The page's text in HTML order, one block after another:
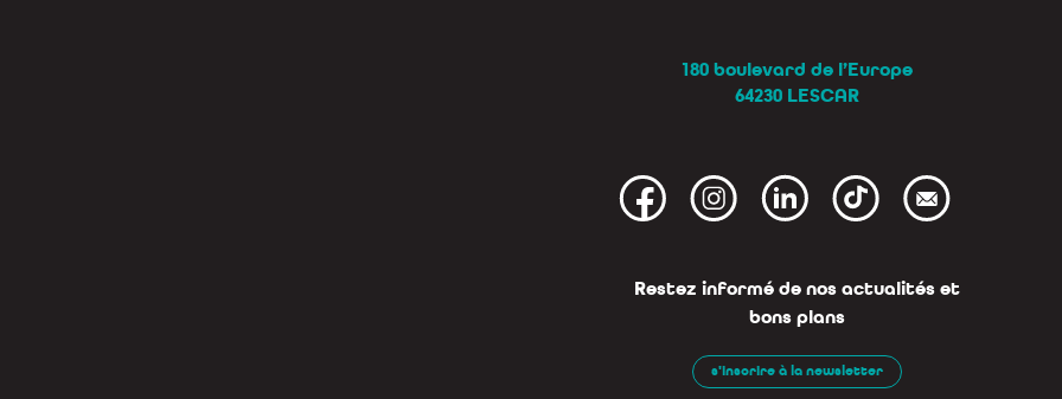
180 boulevard de l’Europe
64230 LESCAR
Restez informé de nos actualités et
bons plans
s'inscrire à la newsletter